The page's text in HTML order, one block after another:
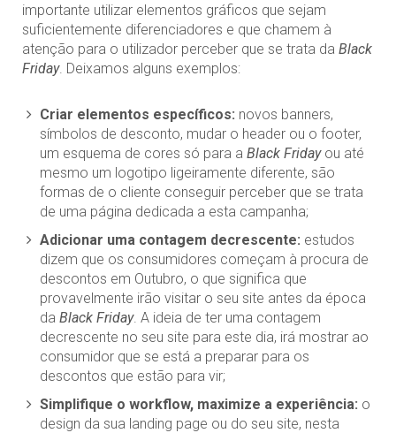
importante utilizar elementos gráficos que sejam
suficientemente diferenciadores e que chamem à
atenção para o utilizador perceber que se trata da Black
Friday. Deixamos alguns exemplos:
Criar elementos específicos: novos banners,
símbolos de desconto, mudar o header ou o footer,
um esquema de cores só para a Black Fridayou até
mesmo um logotipo ligeiramente diferente, são
formas de o cliente conseguir perceber que se trata
de uma página dedicada a esta campanha;
Adicionar uma contagem decrescente: estudos
dizem que os consumidores começam à procura de
descontos em Outubro, o que significa que
provavelmente irão visitar o seu site antes da época
da Black Friday. A ideia de ter uma contagem
decrescente no seu site para este dia, irá mostrar ao
consumidor que se está a preparar para os
descontos que estão para vir;
Simplifique o workflow, maximize a experiência: o
design da sua landing page ou do seu site, nesta